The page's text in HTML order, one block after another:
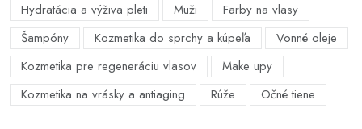
Hydratácia a výživa pleti
Muži
Farby na vlasy
Šampóny
Kozmetika do sprchy a kúpeľa
Vonné oleje
Kozmetika pre regeneráciu vlasov
Make upy
Kozmetika na vrásky a antiaging
Rúže Očné tiene